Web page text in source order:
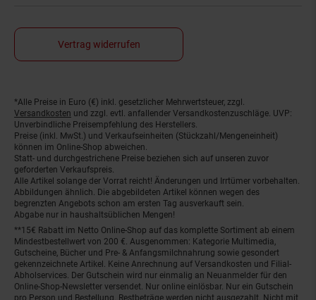
Vertrag widerrufen
Fußnoten
*Alle Preise in Euro (€) inkl. gesetzlicher Mehrwertsteuer, zzgl.
Versandkosten und zzgl. evtl. anfallender Versandkostenzuschläge. UVP:
Unverbindliche Preisempfehlung des Herstellers.
Preise (inkl. MwSt.) und Verkaufseinheiten (Stückzahl/Mengeneinheit)
können im Online-Shop abweichen.
Statt- und durchgestrichene Preise beziehen sich auf unseren zuvor
geforderten Verkaufspreis.
Alle Artikel solange der Vorrat reicht! Änderungen und Irrtümer vorbehalten.
Abbildungen ähnlich. Die abgebildeten Artikel können wegen des
begrenzten Angebots schon am ersten Tag ausverkauft sein.
Abgabe nur in haushaltsüblichen Mengen!
**15€ Rabatt im Netto Online-Shop auf das komplette Sortiment ab einem
Mindestbestellwert von 200 €. Ausgenommen: Kategorie Multimedia,
Gutscheine, Bücher und Pre- & Anfangsmilchnahrung sowie gesondert
gekennzeichnete Artikel. Keine Anrechnung auf Versandkosten und Filial-
Abholservices. Der Gutschein wird nur einmalig an Neuanmelder für den
Online-Shop-Newsletter versendet. Nur online einlösbar. Nur ein Gutschein